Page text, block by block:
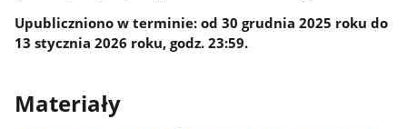
Upubliczniono w terminie: od 30 grudnia 2025 roku do
13 stycznia 2026 roku, godz. 23:59.
Materiały